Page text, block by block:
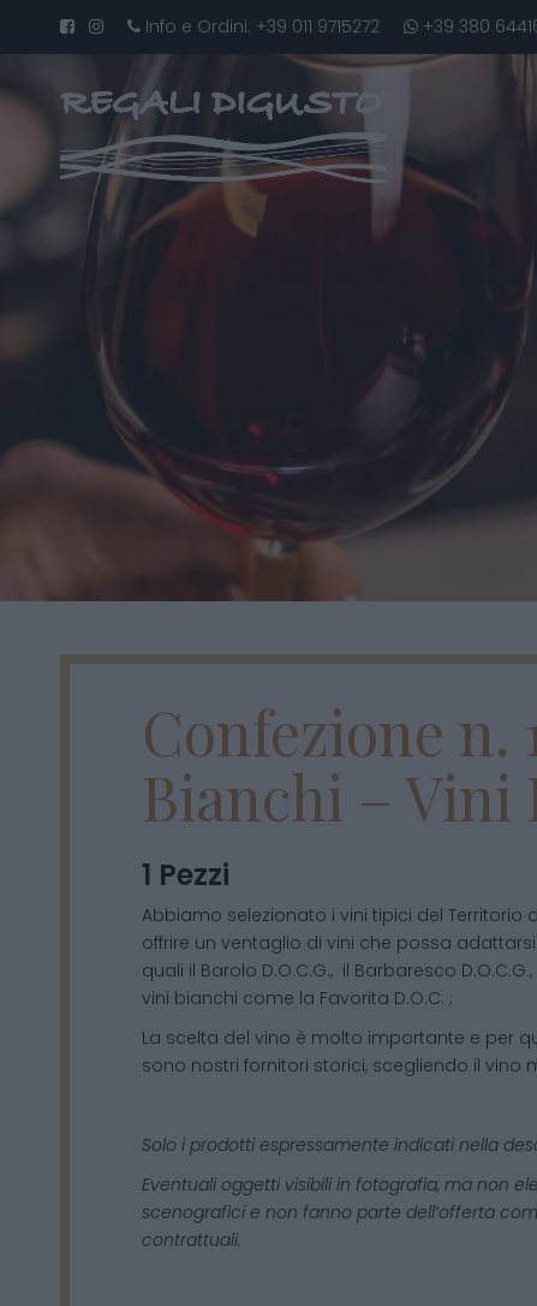
Info e Ordini: +39 011 9715272 +39 380
Confezione n.
Bianchi – Vini
1 Pezzi
Abbiamo selezionato i vini tipici del Territorio
offrire un ventaglio di vini che possa
quali il Barolo D.O.C.G., il Barbaresco
vini bianchi come la Favorita D.O.C. ;
La scelta del vino è molto importante e per
sono nostri fornitori storici, scegliendo il vino
Solo i prodotti espressamente indicati nella
Eventuali oggetti visibili in fotografia, ma non
scenografici e non fanno parte dell’offerta
contrattuali.